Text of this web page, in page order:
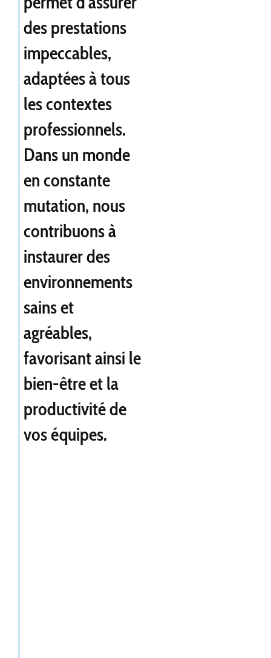
des prestations
impeccables,
adaptées à tous
les contextes
professionnels.
Dans un monde
en constante
mutation, nous
contribuons à
instaurer des
environnements
sains et
agréables,
favorisant ainsi le
bien-être et la
productivité de
vos équipes.